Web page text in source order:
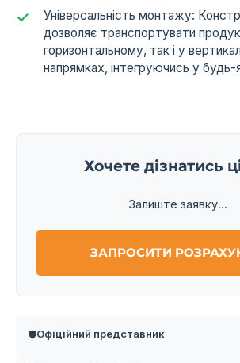
Універсальність монтажу:
дозволяє транспортувати
горизонтальному, так і у
напрямках, інтегруючись у
Хочете дізнатись
Залиште заявку...
ЗАПРОСИТИ
🛡️Офіційний представник